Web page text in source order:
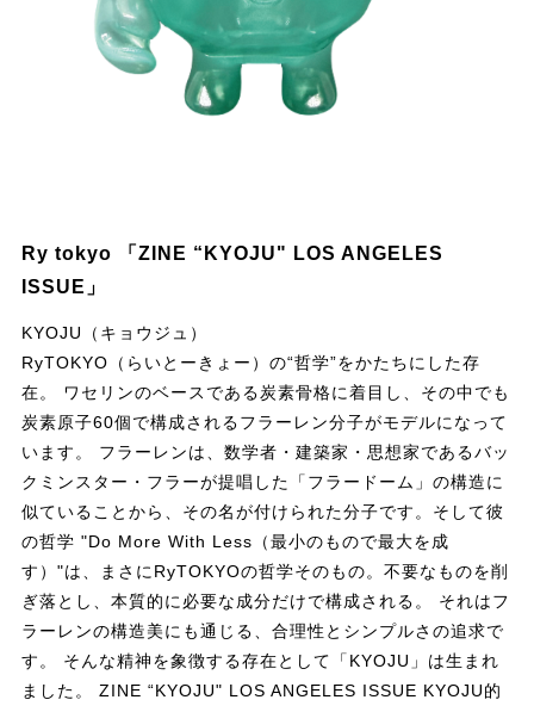
Ry tokyo 「ZINE “KYOJU" LOS ANGELES
ISSUE」
KYOJU（キョウジュ）
RyTOKYO（らいとーきょー）の“哲学”をかたちにした存
在。 ワセリンのベースである炭素骨格に着目し、その中でも
炭素原子60個で構成されるフラーレン分子がモデルになって
います。 フラーレンは、数学者・建築家・思想家であるバッ
クミンスター・フラーが提唱した「フラードーム」の構造に
似ていることから、その名が付けられた分子です。そして彼
の哲学 "Do More With Less（最小のもので最大を成
す）"は、まさにRyTOKYOの哲学そのもの。不要なものを削
ぎ落とし、本質的に必要な成分だけで構成される。 それはフ
ラーレンの構造美にも通じる、合理性とシンプルさの追求で
す。 そんな精神を象徴する存在として「KYOJU」は生まれ
ました。 ZINE “KYOJU" LOS ANGELES ISSUE KYOJU的